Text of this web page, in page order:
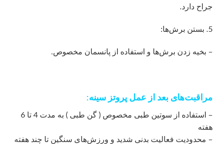
جراح دارد.
5. بستن برش‌ها:
– بخیه زدن برش‌ها و استفاده از پانسمان مخصوص.
مراقبت‌های بعد از عمل پروتز سینه:
– استفاده از سوتین طبی مخصوص ( گن طبی ) به مدت 4 تا 6
هفته
– محدودیت فعالیت بدنی شدید و ورزش‌های سنگین تا چند هفته